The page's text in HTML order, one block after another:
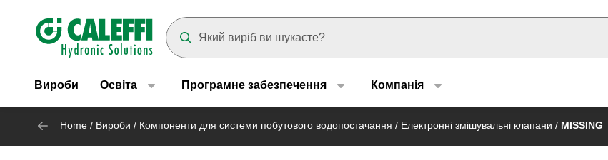
Header main navigation
Вироби Освіта Програмне забезпечення Компанія
Home / Вироби / Компоненти для системи побутового водопостачання / Електронні змішувальні клапани / MISSING